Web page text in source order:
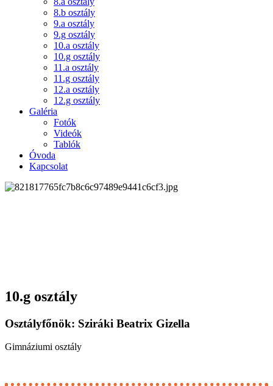
8.b osztály
9.a osztály
9.g osztály
10.a osztály
10.g osztály
11.a osztály
11.g osztály
12.a osztály
12.g osztály
Galéria
Fotók
Videók
Tablók
Óvoda
Kapcsolat
10.g osztály
Osztályfőnök: Sziráki Beatrix Gizella
Gimnáziumi osztály